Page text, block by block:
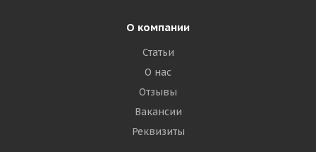
О компании
Статьи
О нас
Отзывы
Вакансии
Реквизиты